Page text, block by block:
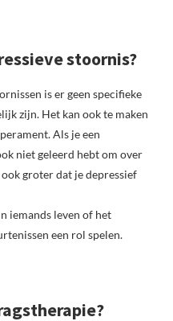
stoornis?
is er geen specifieke
zijn. Het kan ook te maken
Als je een
niet geleerd hebt om over
groter dat je depressief
iemands leven of het
een rol spelen.